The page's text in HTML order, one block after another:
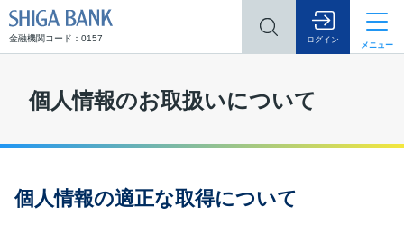
金融機関コード：0157 ログイン
メニュー
個人情報のお取扱いについて
個人情報の適正な取得について